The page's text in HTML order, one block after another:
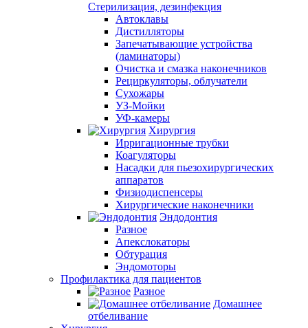
Стерилизация, дезинфекция
Автоклавы
Дистилляторы
Запечатывающие устройства
(ламинаторы)
Очистка и смазка наконечников
Рециркуляторы, облучатели
Сухожары
УЗ-Мойки
УФ-камеры
Хирургия
Ирригационные трубки
Коагуляторы
Насадки для пьезохирургических
аппаратов
Физиодиспенсеры
Хирургические наконечники
Эндодонтия
Разное
Апекслокаторы
Обтурация
Эндомоторы
Профилактика для пациентов
Разное
Домашнее
отбеливание